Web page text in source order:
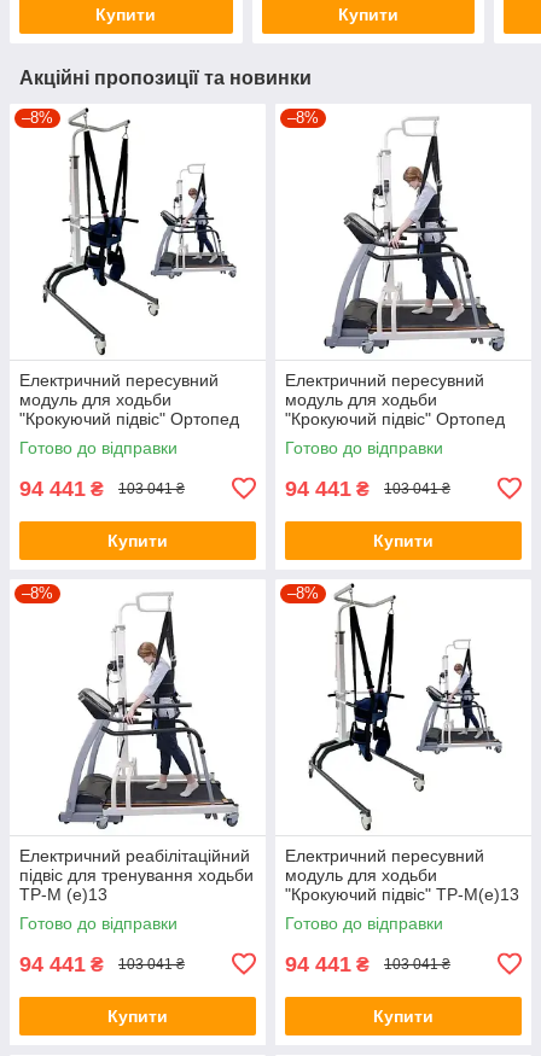
Купити Купити
Акційні пропозиції та новинки
–8%
Електричний пересувний
модуль для ходьби
"Крокуючий підвіс" Ортопед
ТР-М(е)13
Готово до відправки
94 441 ₴ 103 041 ₴
Купити
–8%
Електричний пересувний
модуль для ходьби
"Крокуючий підвіс" Ортопед
ТР-М(е)13
Готово до відправки
94 441 ₴ 103 041 ₴
Купити
–8%
Електричний реабілітаційний
підвіс для тренування ходьби
ТР-М (е)13
Готово до відправки
94 441 ₴ 103 041 ₴
Купити
–8%
Електричний пересувний
модуль для ходьби
"Крокуючий підвіс" ТР-М(е)13
для реабілітації та
відновлення навичок ходьби
Готово до відправки
94 441 ₴ 103 041 ₴
Купити